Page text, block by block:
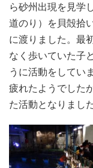
ら砂州出現を見学
道のり）を貝殻拾
に渡りました。最
なく歩いていた子
うに活動をしてい
疲れたようでした
た活動となりました